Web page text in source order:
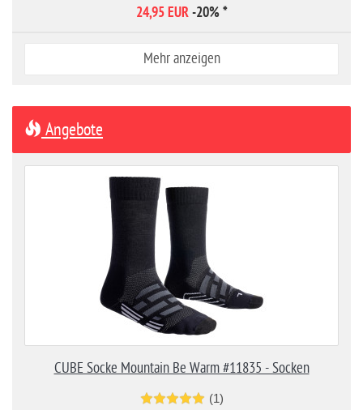
24,95 EUR -20%*
Mehr anzeigen
Angebote
CUBE Socke Mountain Be Warm #11835 - Socken
(1)